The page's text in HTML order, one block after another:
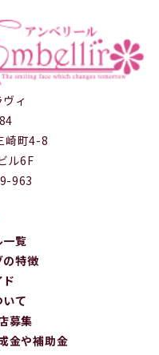
ィ
崎町4-8
ル6F
963
一覧
の特徴
て
募集
金や補助金